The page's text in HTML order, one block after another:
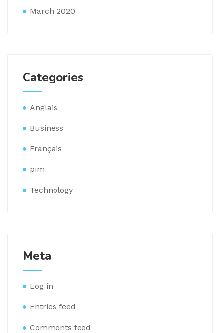
March 2020
Categories
Anglais
Business
Français
pim
Technology
Meta
Log in
Entries feed
Comments feed